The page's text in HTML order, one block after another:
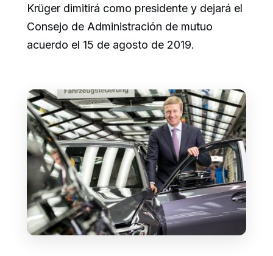
Krüger dimitirá como presidente y dejará el
Consejo de Administración de mutuo
acuerdo el 15 de agosto de 2019.